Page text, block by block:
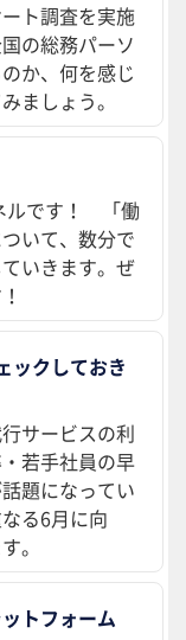
ト調査を実施
の総務パーソ
か、何を感じ
ましょう。
ルです！ 「働
いて、数分で
いきます。ぜ
ックしておき
サービスの利
若手社員の早
題になってい
る6月に向
。
トフォーム